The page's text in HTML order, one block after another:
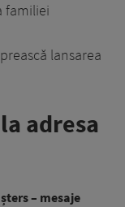
familiei
lansarea
adresa
– mesaje